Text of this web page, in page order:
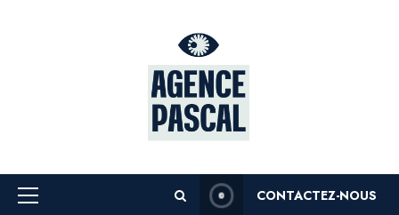
Primary
CONTACTEZ-NOUS